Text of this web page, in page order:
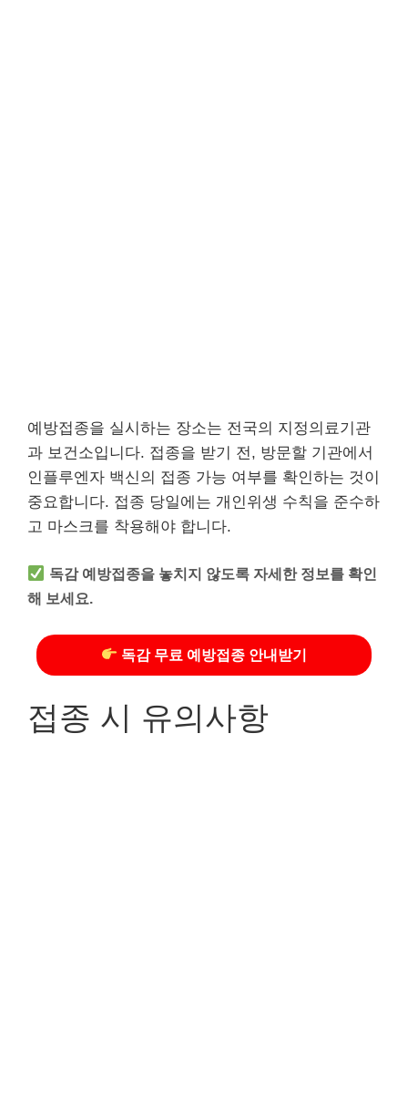
예방접종을 실시하는 장소는 전국의 지정의료기관
과 보건소입니다. 접종을 받기 전, 방문할 기관에서
인플루엔자 백신의 접종 가능 여부를 확인하는 것이
중요합니다. 접종 당일에는 개인위생 수칙을 준수하
고 마스크를 착용해야 합니다.
독감 예방접종을 놓치지 않도록 자세한 정보를 확인
해 보세요.
독감 무료 예방접종 안내받기
접종 시 유의사항